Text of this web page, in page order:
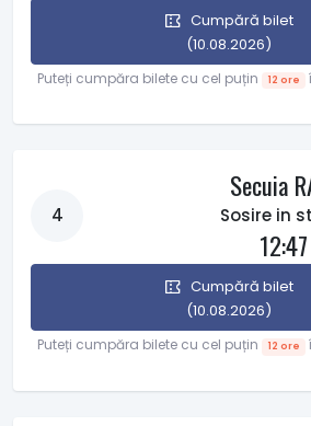
Cumpără bilet
(10.08.2026)
Puteți cumpăra bilete cu cel puțin 12 ore
4
Secuia
Sosire in
12:47
Cumpără bilet
(10.08.2026)
Puteți cumpăra bilete cu cel puțin 12 ore